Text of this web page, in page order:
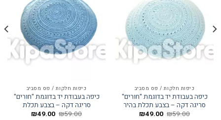
כיפות חלקות / פס מסביב
כיפה בעבודת יד בדוגמת "חורים"
סריגה דקה – בצבע תכלת בהיר
₪59.00 המחיר₪49.00 המחיר
כיפות חלקות / פס מסביב
כיפה בעבודת יד בדוגמת "חורים"
סריגה דקה – בצבע תכלת
₪59.00 המחיר₪49.00 המחיר